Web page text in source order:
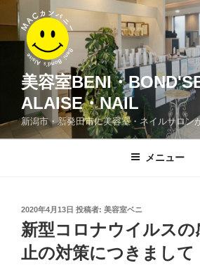
ン
テ
キ
ッ
美容室BENI・
ALAISE・NAIL
新潟市・新発田市に美容室・ネイルサロン
メニュー
投
稿
日:
2020年4月13日 投稿者: 美容室ベニ
新型コロナウイルスの
止の対策につきまして